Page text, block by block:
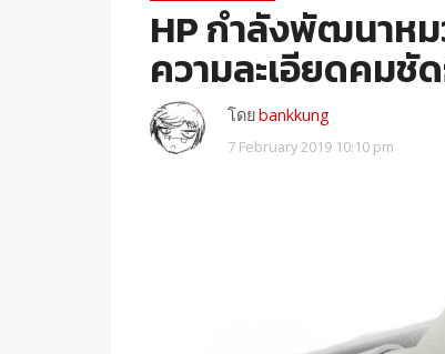
HP กำลังพัฒนาห
ความละเอียดคมชั
โดยbankkung
7 February 2019 10:10 pm